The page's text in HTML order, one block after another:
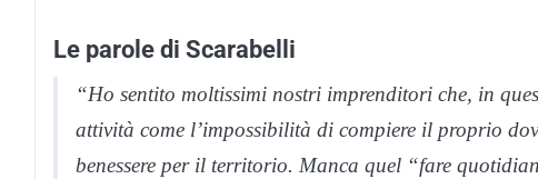
Le parole di Scarabelli
“Ho sentito moltissimi nostri imprenditori che, in
attività come l’impossibilità di compiere il proprio
benessere per il territorio. Manca quel “fare